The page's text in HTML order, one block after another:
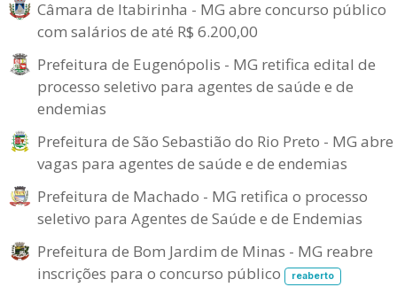
Câmara de Itabirinha - MG abre concurso público
com salários de até R$ 6.200,00
Prefeitura de Eugenópolis - MG retifica edital de
processo seletivo para agentes de saúde e de
endemias
Prefeitura de São Sebastião do Rio Preto - MG abre
vagas para agentes de saúde e de endemias
Prefeitura de Machado - MG retifica o processo
seletivo para Agentes de Saúde e de Endemias
Prefeitura de Bom Jardim de Minas - MG reabre
inscrições para o concurso público
reaberto